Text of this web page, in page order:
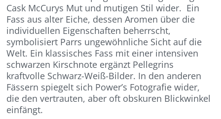
Cask McCurys Mut und mutigen Stil wider. Ein
Fass aus alter Eiche, dessen Aromen über die
individuellen Eigenschaften beherrscht,
symbolisiert Parrs ungewöhnliche Sicht auf die
Welt. Ein klassisches Fass mit einer intensiven
schwarzen Kirschnote ergänzt Pellegrins
kraftvolle Schwarz-Weiß-Bilder. In den anderen
Fässern spiegelt sich Power’s Fotografie wider,
die den vertrauten, aber oft obskuren Blickwinkel
einfängt.